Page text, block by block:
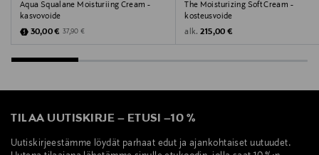
VAR_1
Carbomer, Caprylhydroxamic Acid, Sodium Hydroxide,
Aqua Squalane Moisturiing Cream -
kasvovoide
Discounted Price
30,00 € Original Price
37,90 €
The Moisturizing Soft Cream -
kosteusvoide
alk. Original Price
215,00 €
TILAA UUTISKIRJE – ETUSI –10 %
Uutiskirjeestämme löydät parhaat edut ja ajankohtaiset uutuudet.